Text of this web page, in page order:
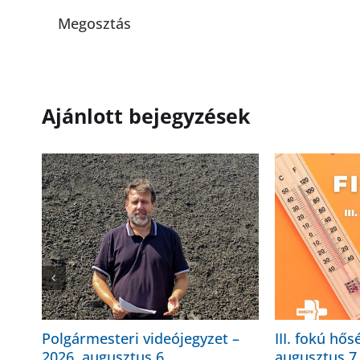
Megosztás
Ajánlott bejegyzések
Polgármesteri videójegyzet –
III. fokú